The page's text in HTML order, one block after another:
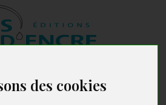
des cookies